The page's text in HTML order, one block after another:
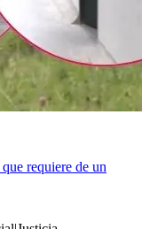
requiere de un